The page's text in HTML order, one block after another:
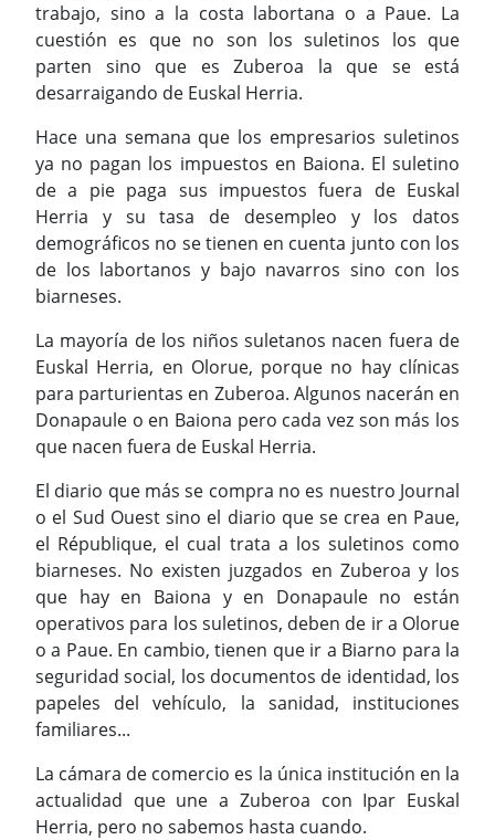
trabajo, sino a la costa labortana o a Paue. La
cuestión es que no son los suletinos los que
parten sino que es Zuberoa la que se está
desarraigando de Euskal Herria.
Hace una semana que los empresarios suletinos
ya no pagan los impuestos en Baiona. El suletino
de a pie paga sus impuestos fuera de Euskal
Herria y su tasa de desempleo y los datos
demográficos no se tienen en cuenta junto con los
de los labortanos y bajo navarros sino con los
biarneses.
La mayoría de los niños suletanos nacen fuera de
Euskal Herria, en Olorue, porque no hay clínicas
para parturientas en Zuberoa. Algunos nacerán en
Donapaule o en Baiona pero cada vez son más los
que nacen fuera de Euskal Herria.
El diario que más se compra no es nuestro Journal
o el Sud Ouest sino el diario que se crea en Paue,
el République, el cual trata a los suletinos como
biarneses. No existen juzgados en Zuberoa y los
que hay en Baiona y en Donapaule no están
operativos para los suletinos, deben de ir a Olorue
o a Paue. En cambio, tienen que ir a Biarno para la
seguridad social, los documentos de identidad, los
papeles del vehículo, la sanidad, instituciones
familiares...
La cámara de comercio es la única institución en la
actualidad que une a Zuberoa con Ipar Euskal
Herria, pero no sabemos hasta cuando.